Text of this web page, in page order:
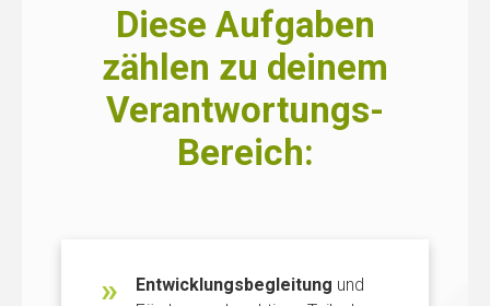
Diese Aufgaben
zählen zu deinem
Verantwortungs-
Bereich:
Entwicklungsbegleitung und